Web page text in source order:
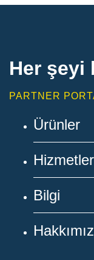
Her şeyi
PARTNER
Ürünler
Hizmetler
Bilgi